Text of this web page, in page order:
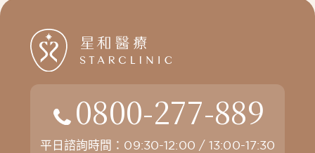
0800-277-889
平日諮詢時間：09:30-12:00 / 13:00-17:30